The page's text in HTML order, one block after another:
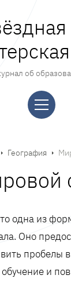
об
География
одна из
Оно
пробелы
и